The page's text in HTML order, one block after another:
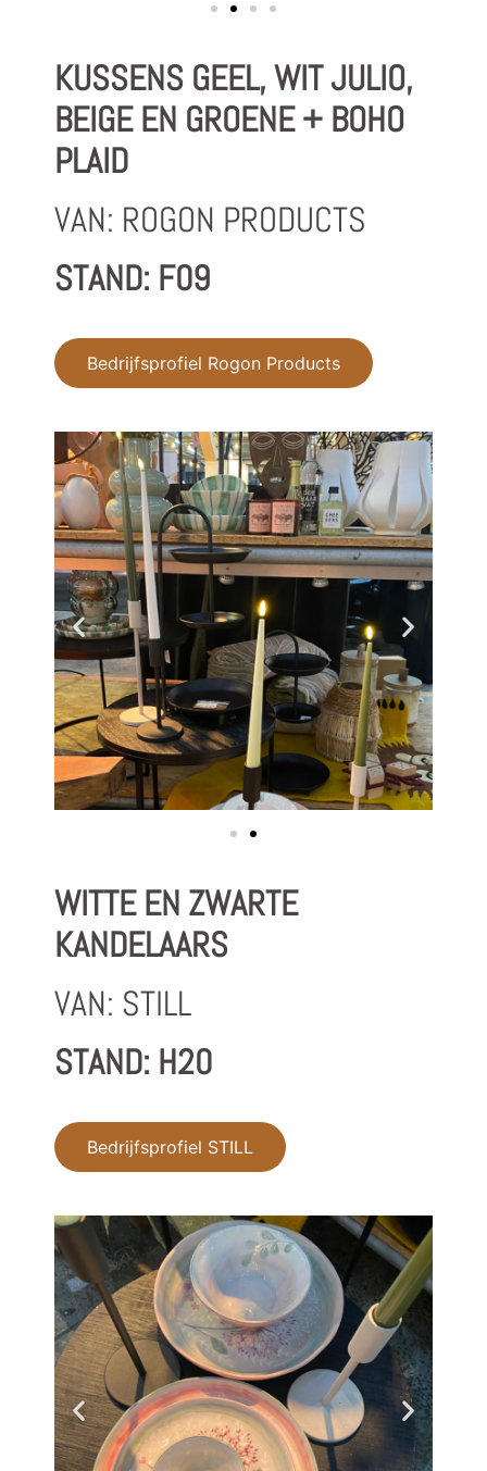
KUSSENS GEEL, WIT JULIO,
BEIGE EN GROENE + BOHO
PLAID
VAN: ROGON PRODUCTS
STAND: F09
Bedrijfsprofiel Rogon Products
WITTE EN ZWARTE
KANDELAARS
VAN: STILL
STAND: H20
Bedrijfsprofiel STILL